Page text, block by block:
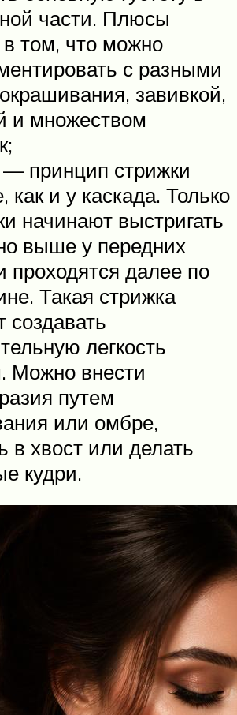
части. Плюсы
в том, что можно
с разными
завивкой,
и множеством
— принцип стрижки
как и у каскада. Только
начинают выстригать
выше у передних
проходятся далее по
Такая стрижка
создавать
легкость
Можно внести
путем
или омбре,
в хвост или делать
кудри.